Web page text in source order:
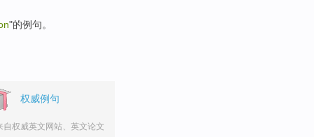
"的例句。
权威例句
自权威英文网站、英文论文